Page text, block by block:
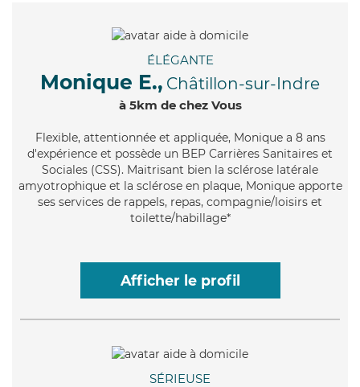
ÉLÉGANTE
Monique E., Châtillon-sur-Indre
à 5km de chez Vous
Flexible, attentionnée et appliquée, Monique a 8 ans
d'expérience et possède un BEP Carrières Sanitaires et
Sociales (CSS). Maitrisant bien la sclérose latérale
amyotrophique et la sclérose en plaque, Monique apporte
ses services de rappels, repas, compagnie/loisirs et
toilette/habillage*
Afficher le profil
SÉRIEUSE